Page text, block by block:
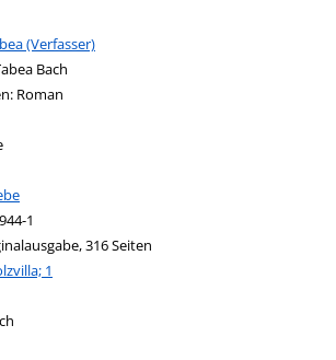
diesem Verfasser
(Verfasser)
Bach
Roman
Tab öffnen
dieser Systematik
nach diesem Interessenskreis
1
316 Seiten
1
Person